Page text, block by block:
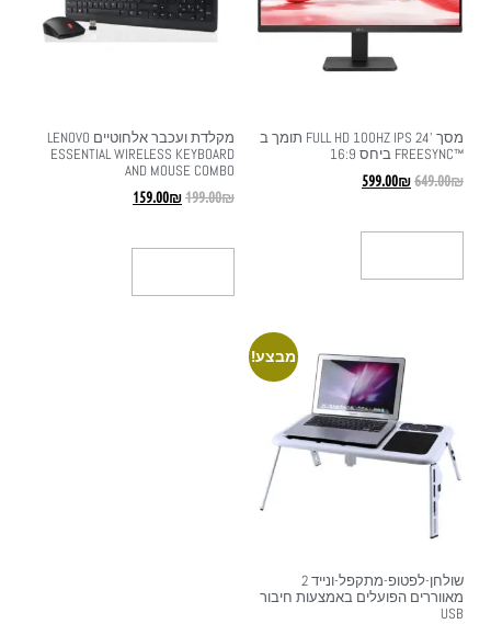
מסך '24 FULL HD 100HZ IPS תומך ב
™FREESYNC ביחס 16:9
649.00₪
599.00₪
מקלדת ועכבר אלחוטיים LENOVO
ESSENTIAL WIRELESS KEYBOARD
AND MOUSE COMBO
199.00₪
159.00₪
מבצע!
שולחן-לפטופ-מתקפל-ונייד 2
מאווררים הפועלים באמצעות חיבור
USB